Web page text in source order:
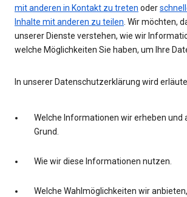
mit anderen in Kontakt zu treten oder
Inhalte mit anderen zu teilen. Wir möchten,
unserer Dienste verstehen, wie wir
welche Möglichkeiten Sie haben, um Ihre
In unserer Datenschutzerklärung wird
Welche Informationen wir erheben und
Grund.
Wie wir diese Informationen nutzen.
Welche Wahlmöglichkeiten wir